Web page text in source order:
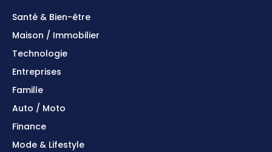
Santé & Bien-être
Maison / Immobilier
Technologie
Entreprises
Famille
Auto / Moto
Finance
Mode & Lifestyle